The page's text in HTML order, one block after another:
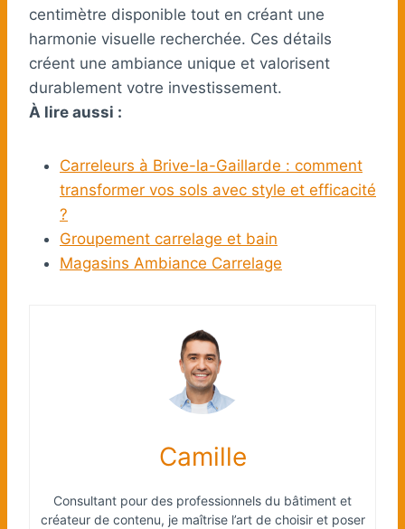
centimètre disponible tout en créant une
harmonie visuelle recherchée. Ces détails
créent une ambiance unique et valorisent
durablement votre investissement.
À lire aussi :
Carreleurs à Brive-la-Gaillarde : comment
transformer vos sols avec style et efficacité
?
Groupement carrelage et bain
Magasins Ambiance Carrelage
Camille
Consultant pour des professionnels du bâtiment et
créateur de contenu, je maîtrise l’art de choisir et poser